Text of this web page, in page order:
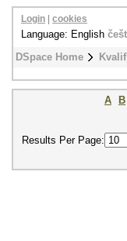
DSpace Home
Login cookies
Language: English
A B
Results Per Page: